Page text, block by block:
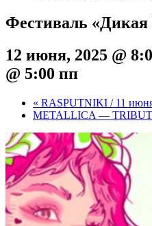
Фестиваль
12 июня, 2025 @
@ 5:00 пп
« RASPUTNIKI / 11
METALLICA —